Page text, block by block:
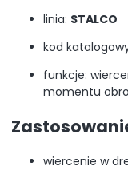
linia: STALCO
kod
funkcje:
momentu
wiercenie w